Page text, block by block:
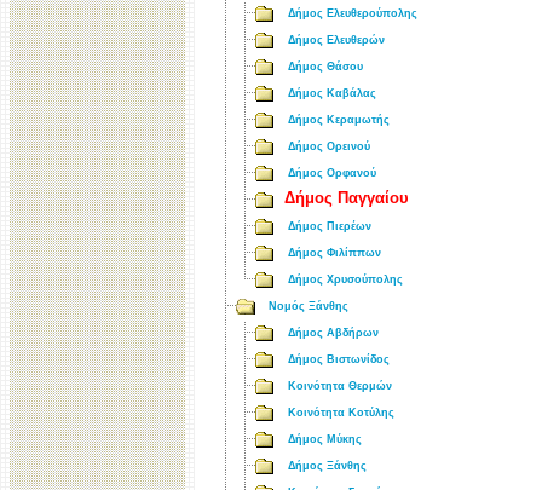
Δήμος Ελευθερούπολης
Δήμος Ελευθερών
Δήμος Θάσου
Δήμος Καβάλας
Δήμος Κεραμωτής
Δήμος Ορεινού
Δήμος Ορφανού
Δήμος Παγγαίου
Δήμος Πιερέων
Δήμος Φιλίππων
Δήμος Χρυσούπολης
Νομός Ξάνθης
Δήμος Αβδήρων
Δήμος Βιστωνίδος
Κοινότητα Θερμών
Κοινότητα Κοτύλης
Δήμος Μύκης
Δήμος Ξάνθης